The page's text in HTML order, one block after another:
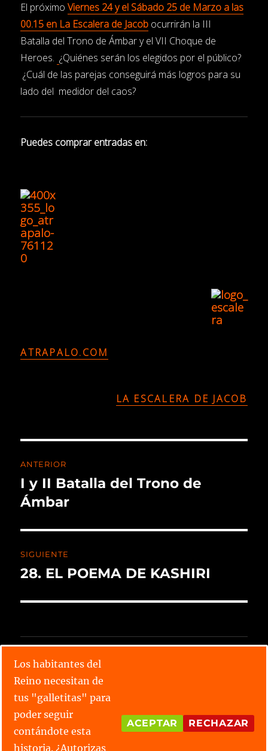
El próximoViernes 24 y el Sábado 25 de Marzo a las
00.15 en La Escalera de Jacob ocurrirán la III
Batalla del Trono de Ámbar y el VII Choque de
Heroes. ¿Quiénes serán los elegidos por el público?
¿Cuál de las parejas conseguirá más logros para su
lado del medidor del caos?
Puedes comprar entradas en:
ATRAPALO.COM
LA ESCALERA DE JACOB
ANTERIOR
I y II Batalla del Trono de
Ámbar
SIGUIENTE
28. EL POEMA DE KASHIRI
Lee todos los relatos
Conoce las parejas
Los habitantes del
Reino necesitan de
tus "galletitas" para
poder seguir
contándote esta
historia. ¿Autorizas
ACEPTAR RECHAZAR